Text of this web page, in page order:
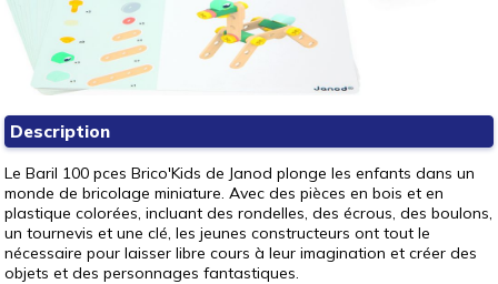
Description
Le Baril 100 pces Brico'Kids de Janod plonge les enfants dans un
monde de bricolage miniature. Avec des pièces en bois et en
plastique colorées, incluant des rondelles, des écrous, des boulons,
un tournevis et une clé, les jeunes constructeurs ont tout le
nécessaire pour laisser libre cours à leur imagination et créer des
objets et des personnages fantastiques.